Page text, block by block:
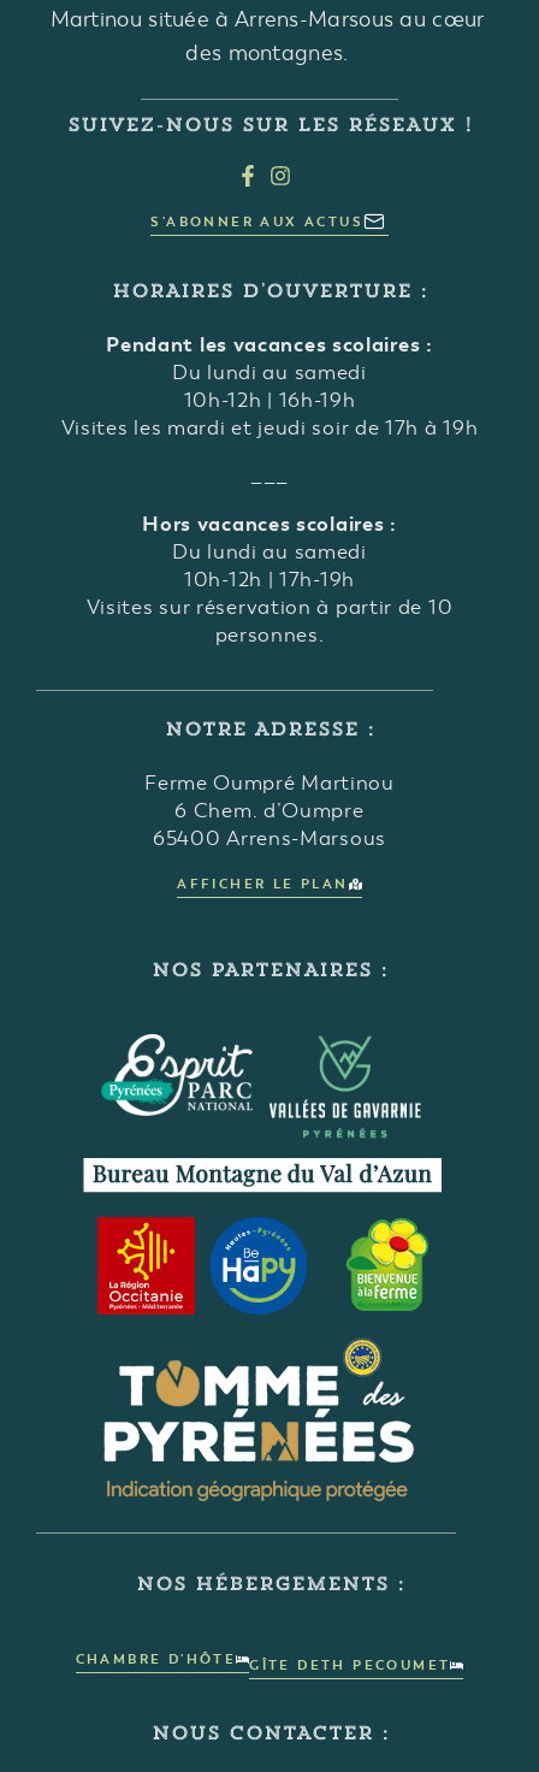
Martinou située à Arrens-Marsous au cœur
des montagnes.
SUIVEZ-NOUS SUR LES RÉSEAUX !
S'ABONNER AUX ACTUS
HORAIRES D'OUVERTURE :
Pendant les vacances scolaires :
Du lundi au samedi
10h-12h | 16h-19h
Visites les mardi et jeudi soir de 17h à 19h
Hors vacances scolaires :
Du lundi au samedi
10h-12h | 17h-19h
Visites sur réservation à partir de 10
personnes.
NOTRE ADRESSE :
Ferme Oumpré Martinou
6 Chem. d’Oumpre
65400 Arrens-Marsous
AFFICHER LE PLAN
NOS PARTENAIRES :
NOS HÉBERGEMENTS :
CHAMBRE D'HÔTE GÎTE DETH PECOUMET
NOUS CONTACTER :